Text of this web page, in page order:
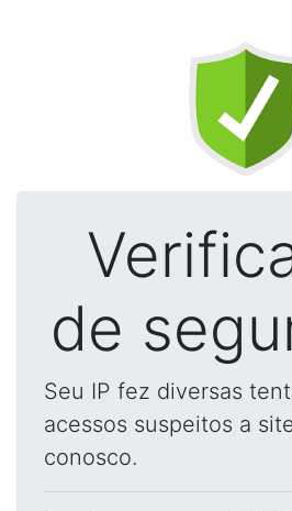
de
Seu IP fez diversas
acessos suspeitos a
conosco.